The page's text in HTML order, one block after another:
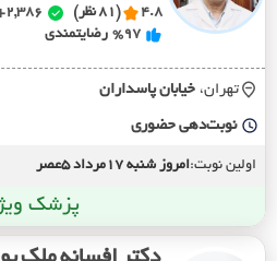
4.8 (81 نظر) 2,386+
%97 رضایتمندی
تهران، خيابان پاسداران
نوبت‌دهی حضوری
اولین نوبت:امروز شنبه 17مرداد 5عصر
پزشک